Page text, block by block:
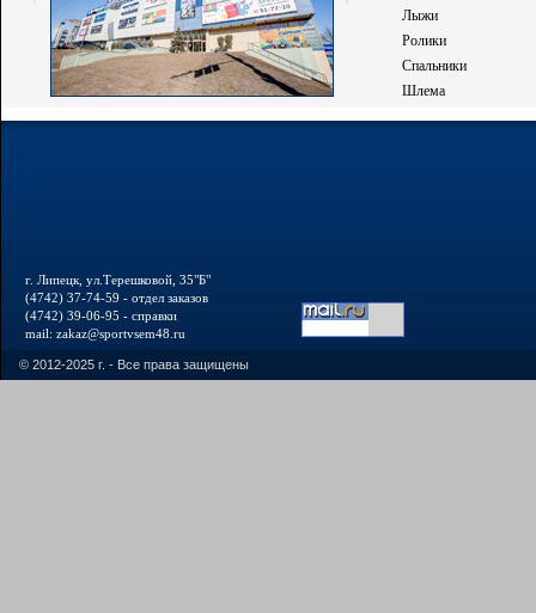
Лыжи
Ролики
Спальники
Шлема
г. Липецк, ул.Терешковой, 35"Б"
(4742) 37-74-59 - отдел заказов
(4742) 39-06-95 - справки
mail: zakaz@sportvsem48.ru
© 2012-2025 г. - Все права защищены